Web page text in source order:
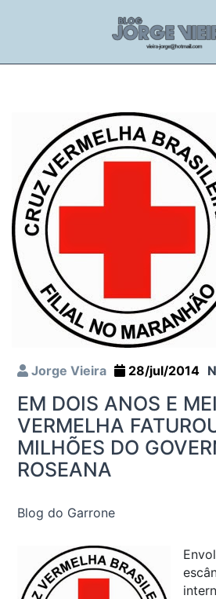
Jorge Vieira 28/jul/2014
EM DOIS ANOS E
VERMELHA
MILHÕES DO
ROSEANA
Blog do Garrone